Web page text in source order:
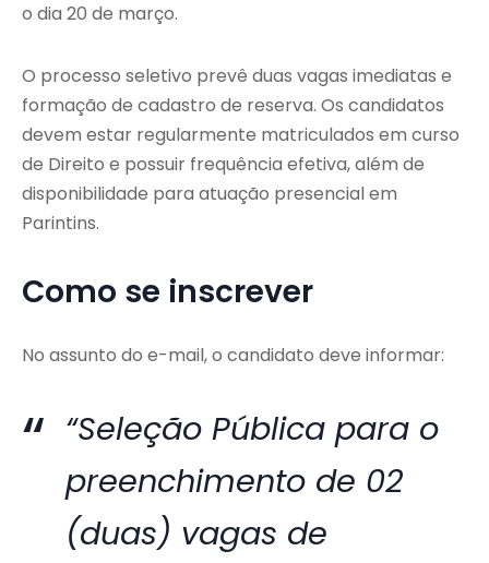
o dia 20 de março.
O processo seletivo prevê duas vagas imediatas e
formação de cadastro de reserva. Os candidatos
devem estar regularmente matriculados em curso
de Direito e possuir frequência efetiva, além de
disponibilidade para atuação presencial em
Parintins.
Como se inscrever
No assunto do e-mail, o candidato deve informar:
“Seleção Pública para o
preenchimento de 02
(duas) vagas de